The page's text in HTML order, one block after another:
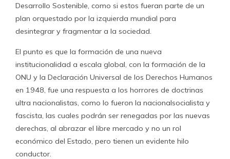
Desarrollo Sostenible, como si estos fueran parte de un
plan orquestado por la izquierda mundial para
desintegrar y fragmentar a la sociedad.
El punto es que la formación de una nueva
institucionalidad a escala global, con la formación de la
ONU y la Declaración Universal de los Derechos Humanos
en 1948, fue una respuesta a los horrores de doctrinas
ultra nacionalistas, como lo fueron la nacionalsocialista y
fascista, las cuales podrán ser renegadas por las nuevas
derechas, al abrazar el libre mercado y no un rol
económico del Estado, pero tienen un evidente hilo
conductor.